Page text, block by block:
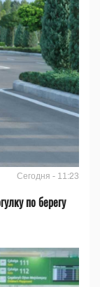
Сегодня - 11:23
по берегу